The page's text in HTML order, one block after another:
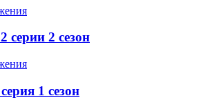
серии 2 сезон
1 сезон